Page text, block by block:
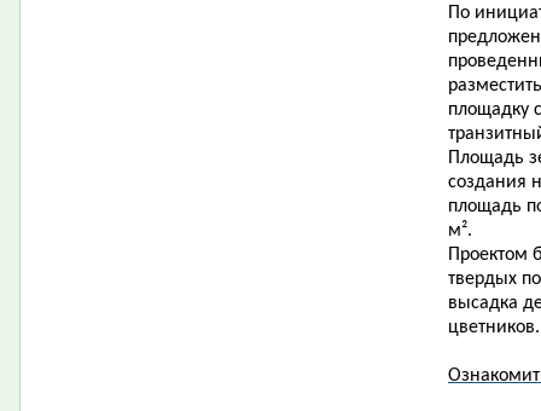
По
площадку
Площадь
создания
площадь
м².
Проектом
твердых
высадка
цветников.